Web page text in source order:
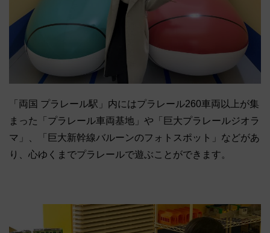
「両国 プラレール駅」内にはプラレール260車両以上が集
まった「プラレール車両基地」や「巨大プラレールジオラ
マ」、「巨大新幹線バルーンのフォトスポット」などがあ
り、心ゆくまでプラレールで遊ぶことができます。